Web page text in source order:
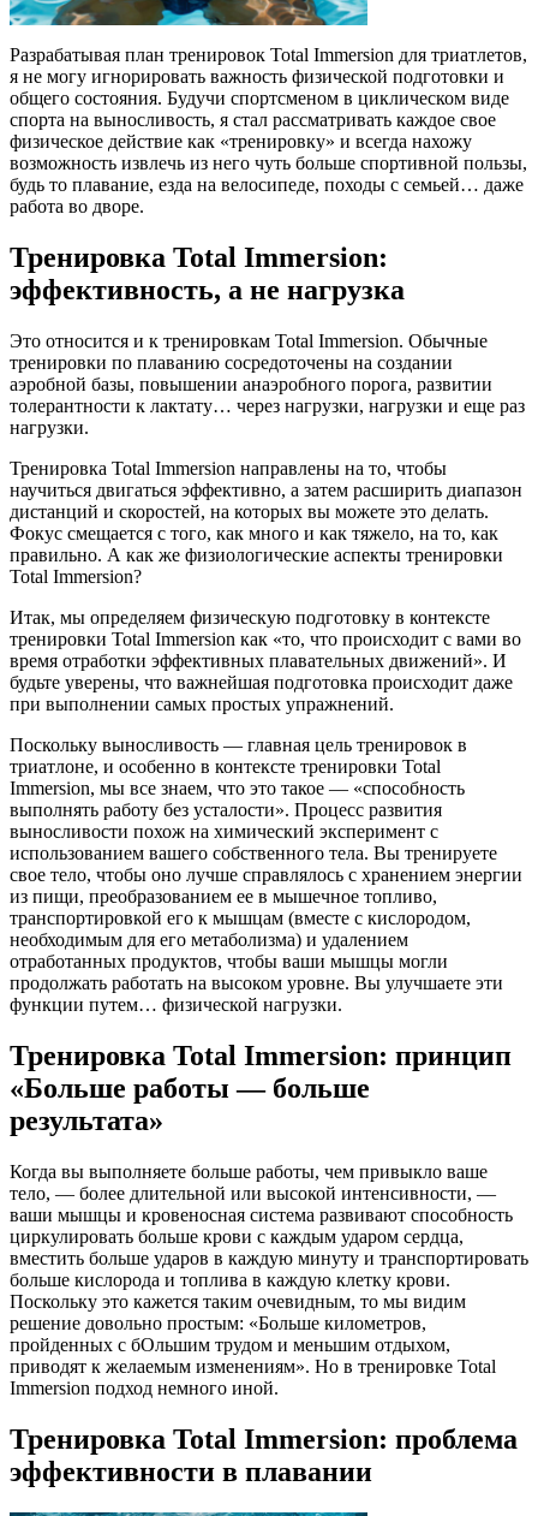
Разрабатывая план тренировок Total Immersion для триатлетов,
я не могу игнорировать важность физической подготовки и
общего состояния. Будучи спортсменом в циклическом виде
спорта на выносливость, я стал рассматривать каждое свое
физическое действие как «тренировку» и всегда нахожу
возможность извлечь из него чуть больше спортивной пользы,
будь то плавание, езда на велосипеде, походы с семьей… даже
работа во дворе.
Тренировка Total Immersion:
эффективность, а не нагрузка
Это относится и к тренировкам Total Immersion. Обычные
тренировки по плаванию сосредоточены на создании
аэробной базы, повышении анаэробного порога, развитии
толерантности к лактату… через нагрузки, нагрузки и еще раз
нагрузки.
Тренировка Total Immersion направлены на то, чтобы
научиться двигаться эффективно, а затем расширить диапазон
дистанций и скоростей, на которых вы можете это делать.
Фокус смещается с того, как много и как тяжело, на то, как
правильно. А как же физиологические аспекты тренировки
Total Immersion?
Итак, мы определяем физическую подготовку в контексте
тренировки Total Immersion как «то, что происходит с вами во
время отработки эффективных плавательных движений». И
будьте уверены, что важнейшая подготовка происходит даже
при выполнении самых простых упражнений.
Поскольку выносливость — главная цель тренировок в
триатлоне, и особенно в контексте тренировки Total
Immersion, мы все знаем, что это такое — «способность
выполнять работу без усталости». Процесс развития
выносливости похож на химический эксперимент с
использованием вашего собственного тела. Вы тренируете
свое тело, чтобы оно лучше справлялось с хранением энергии
из пищи, преобразованием ее в мышечное топливо,
транспортировкой его к мышцам (вместе с кислородом,
необходимым для его метаболизма) и удалением
отработанных продуктов, чтобы ваши мышцы могли
продолжать работать на высоком уровне. Вы улучшаете эти
функции путем… физической нагрузки.
Тренировка Total Immersion: принцип
«Больше работы — больше
результата»
Когда вы выполняете больше работы, чем привыкло ваше
тело, — более длительной или высокой интенсивности, —
ваши мышцы и кровеносная система развивают способность
циркулировать больше крови с каждым ударом сердца,
вместить больше ударов в каждую минуту и транспортировать
больше кислорода и топлива в каждую клетку крови.
Поскольку это кажется таким очевидным, то мы видим
решение довольно простым: «Больше километров,
пройденных с бОльшим трудом и меньшим отдыхом,
приводят к желаемым изменениям». Но в тренировке Total
Immersion подход немного иной.
Тренировка Total Immersion: проблема
эффективности в плавании